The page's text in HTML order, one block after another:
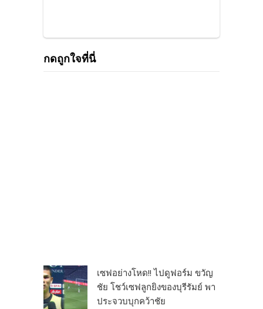
กดถูกใจที่นี่
เซฟอย่างโหด!! ไปดูฟอร์ม ขวัญ
ชัย โชว์เซฟลูกยิงของบุรีรัมย์ พา
ประจวบบุกคว้าชัย